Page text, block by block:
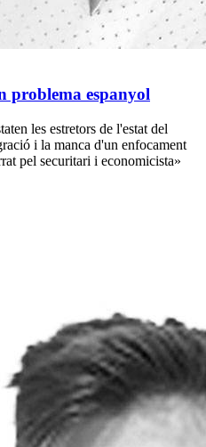
problema espanyol
les estretors de l'estat del
i la manca d'un enfocament
pel securitari i economicista»